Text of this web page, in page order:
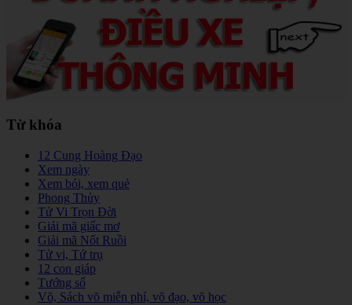
Từ khóa
12 Cung Hoàng Đạo
Xem ngày
Xem bói, xem quẻ
Phong Thủy
Tử Vi Trọn Đời
Giải mã giấc mơ
Giải mã Nốt Ruồi
Tử vi, Tứ trụ
12 con giáp
Tướng số
Võ, Sách võ miễn phí, võ đạo, võ học